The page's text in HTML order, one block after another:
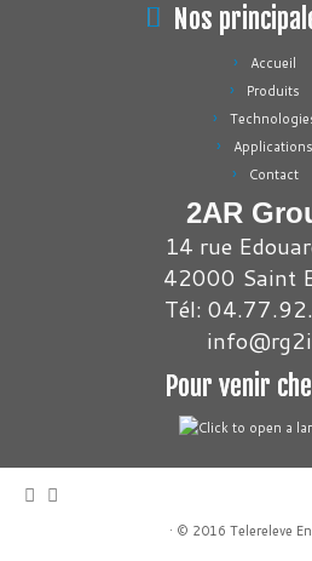
Nos
Accueil
Produits
Applications
Contact
2AR
14 rue
42000 Saint
Tél:
Pour venir
· © 2016 Telereleve